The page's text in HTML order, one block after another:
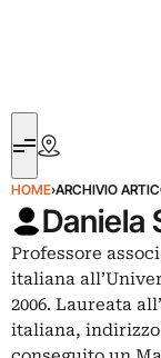
HOME›ARCHIVIO
Daniela
Professore
italiana
2006. Laureata
italiana,